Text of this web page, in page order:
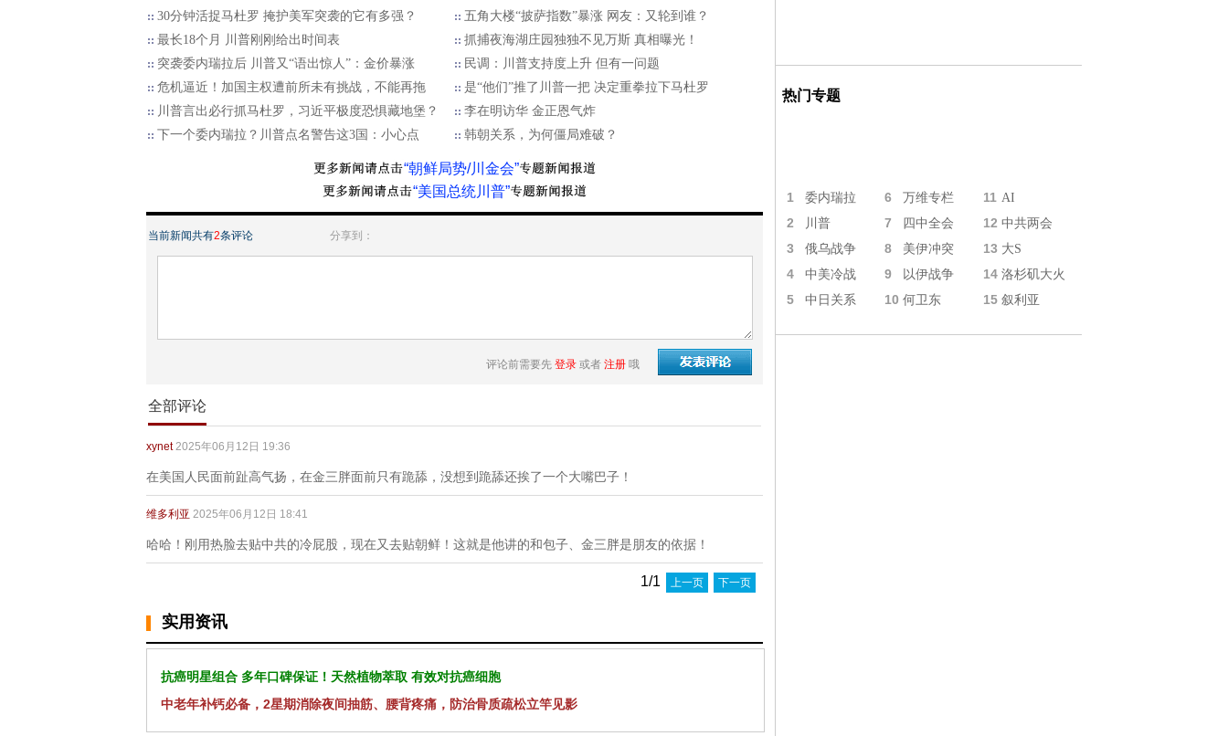
30分钟活捉马杜罗 掩护美军突袭的它有多强？
五角大楼“披萨指数”暴涨 网友：又轮到谁？
最长18个月 川普刚刚给出时间表
抓捕夜海湖庄园独独不见万斯 真相曝光！
突袭委内瑞拉后 川普又“语出惊人”：金价暴涨
民调：川普支持度上升 但有一问题
危机逼近！加国主权遭前所未有挑战，不能再拖
是“他们”推了川普一把 决定重拳拉下马杜罗
川普言出必行抓马杜罗，习近平极度恐惧藏地堡？
李在明访华 金正恩气炸
下一个委内瑞拉？川普点名警告这3国：小心点
韩朝关系，为何僵局难破？
“朝鲜局势/川金会”
“美国总统川普”
当前新闻共有2条评论 分享到：
评论前需要先 登录 或者 注册 哦
全部评论
xynet 2025年06月12日 19:36
在美国人民面前趾高气扬，在金三胖面前只有跪舔，没想到跪舔还挨了一个大嘴巴子！
维多利亚 2025年06月12日 18:41
哈哈！刚用热脸去贴中共的冷屁股，现在又去贴朝鲜！这就是他讲的和包子、金三胖是朋友的依据！
1/1 上一页 下一页
实用资讯
抗癌明星组合 多年口碑保证！天然植物萃取 有效对抗癌细胞
中老年补钙必备，2星期消除夜间抽筋、腰背疼痛，防治骨质疏松立竿见影
热门专题
1 委内瑞拉 6 万维专栏 11 AI
2 川普 7 四中全会 12 中共两会
3 俄乌战争 8 美伊冲突 13 大S
4 中美冷战 9 以伊战争 14 洛杉矶大火
5 中日关系 10 何卫东 15 叙利亚